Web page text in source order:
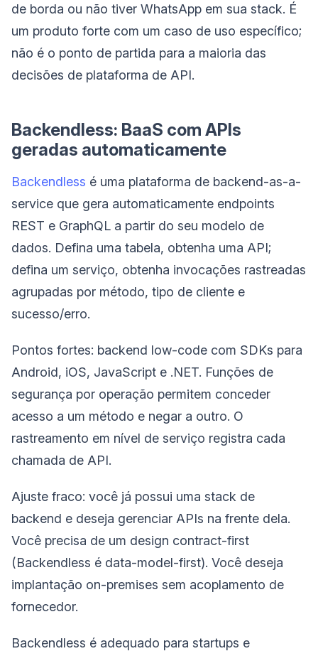
de borda ou não tiver WhatsApp em sua stack. É
um produto forte com um caso de uso específico;
não é o ponto de partida para a maioria das
decisões de plataforma de API.
Backendless: BaaS com APIs
geradas automaticamente
Backendless é uma plataforma de backend-as-a-
service que gera automaticamente endpoints
REST e GraphQL a partir do seu modelo de
dados. Defina uma tabela, obtenha uma API;
defina um serviço, obtenha invocações rastreadas
agrupadas por método, tipo de cliente e
sucesso/erro.
Pontos fortes: backend low-code com SDKs para
Android, iOS, JavaScript e .NET. Funções de
segurança por operação permitem conceder
acesso a um método e negar a outro. O
rastreamento em nível de serviço registra cada
chamada de API.
Ajuste fraco: você já possui uma stack de
backend e deseja gerenciar APIs na frente dela.
Você precisa de um design contract-first
(Backendless é data-model-first). Você deseja
implantação on-premises sem acoplamento de
fornecedor.
Backendless é adequado para startups e